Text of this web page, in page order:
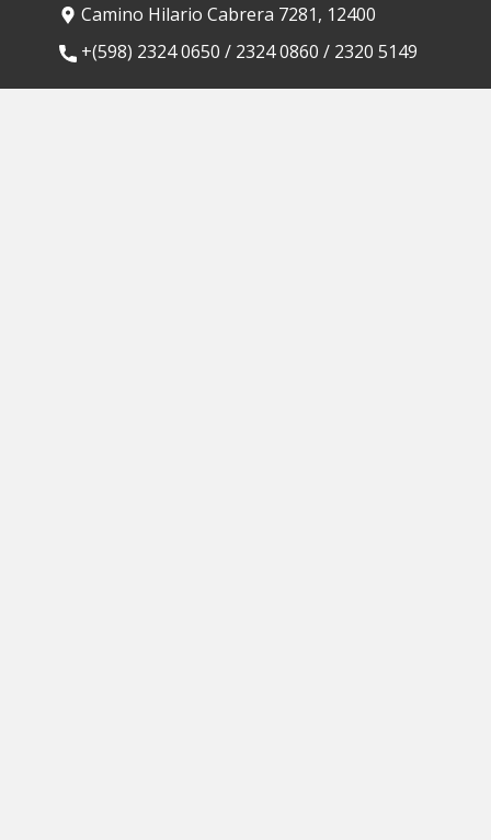
Camino Hilario Cabrera 7281, 12400
​+(598) 2324 0650 / 2324 0860 / 2320 5149